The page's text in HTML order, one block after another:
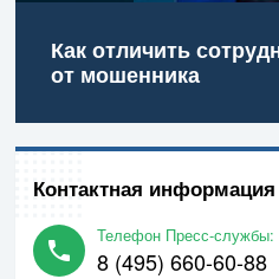
Как отличить
от мошенника
Контактная информация
Телефон Пресс-службы:
8 (495) 660-60-88